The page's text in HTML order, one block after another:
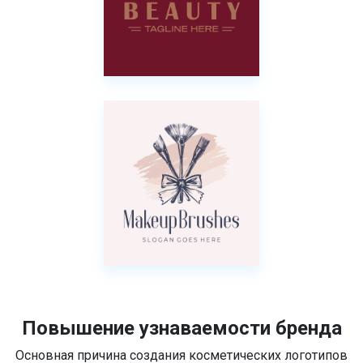
Повышение узнаваемости бренда
Основная причина создания косметических логотипов